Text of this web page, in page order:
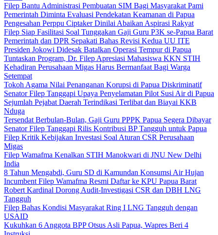
Filep Bantu Administrasi Pembuatan SIM Bagi Masyarakat Pami
Pemerintah Diminta Evaluasi Pendekatan Keamanan di Papua
Pengesahan Perppu Ciptaker Dinilai Abaikan Aspirasi Rakyat
Filep Siap Fasilitasi Soal Tunggakan Gaji Guru P3K se-Papua Barat
Pemerintah dan DPR Sepakati Bahas Revisi Kedua UU ITE
Presiden Jokowi Didesak Batalkan Operasi Tempur di Papua
Tuntaskan Program, Dr. Filep Apresiasi Mahasiswa KKN STIH
Kehadiran Perusahaan Migas Harus Bermanfaat Bagi Warga
Setempat
Tokoh Agama Nilai Penanganan Korupsi di Papua Diskriminatif
Senator Filep Tanggapi Upaya Penyelamatan Pilot Susi Air di Papua
Sejumlah Pejabat Daerah Terindikasi Terlibat dan Biayai KKB
Nduga
Tersendat Berbulan-Bulan, Gaji Guru PPPK Papua Segera Dibayar
Senator Filep Tanggapi Rilis Kontribusi BP Tangguh untuk Papua
Filep Kritik Kebijakan Investasi Soal Aturan CSR Perusahaan
Migas
Filep Wamafma Kenalkan STIH Manokwari di JNU New Delhi
India
8 Tahun Mengabdi, Guru SD di Kamundan Konsumsi Air Hujan
Incumbent Filep Wamafma Resmi Daftar ke KPU Papua Barat
Robert Kardinal Dorong Audit-Investigasi CSR dan DBH LNG
Tangguh
Filep Bahas Kondisi Masyarakat Ring I LNG Tangguh dengan
USAID
Kukuhkan 6 Anggota BPP Otsus Asli Papua, Wapres Beri 4